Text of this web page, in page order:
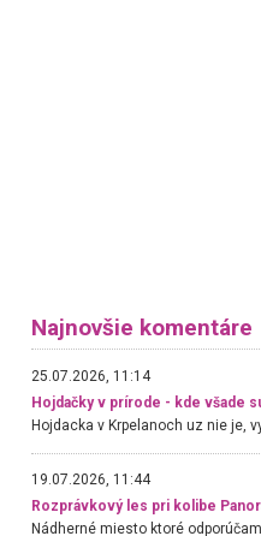
Najnovšie komentáre
25.07.2026, 11:14
Hojdačky v prírode - kde všade
19.07.2026, 11:44
Rozprávkový les pri kolibe